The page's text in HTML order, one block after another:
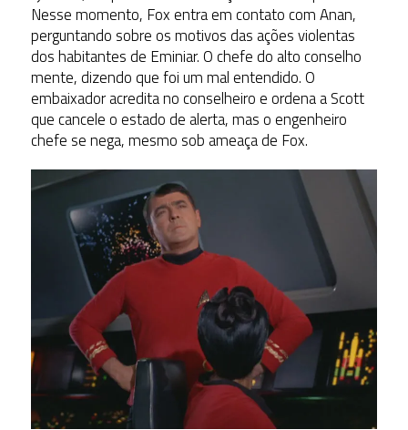
Nesse momento, Fox entra em contato com Anan,
perguntando sobre os motivos das ações violentas
dos habitantes de Eminiar. O chefe do alto conselho
mente, dizendo que foi um mal entendido. O
embaixador acredita no conselheiro e ordena a Scott
que cancele o estado de alerta, mas o engenheiro
chefe se nega, mesmo sob ameaça de Fox.